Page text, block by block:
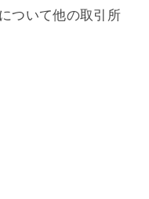
ついて他の取引所